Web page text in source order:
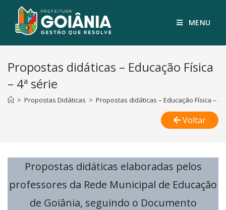
MENU
Propostas didáticas – Educação Física
– 4ª série
> Propostas Didáticas > Propostas didáticas – Educação Física –
Voltar
Propostas didáticas elaboradas pelos
professores da Rede Municipal de Educação
de Goiânia, seguindo o Documento